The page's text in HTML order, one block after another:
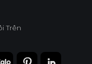
Trên